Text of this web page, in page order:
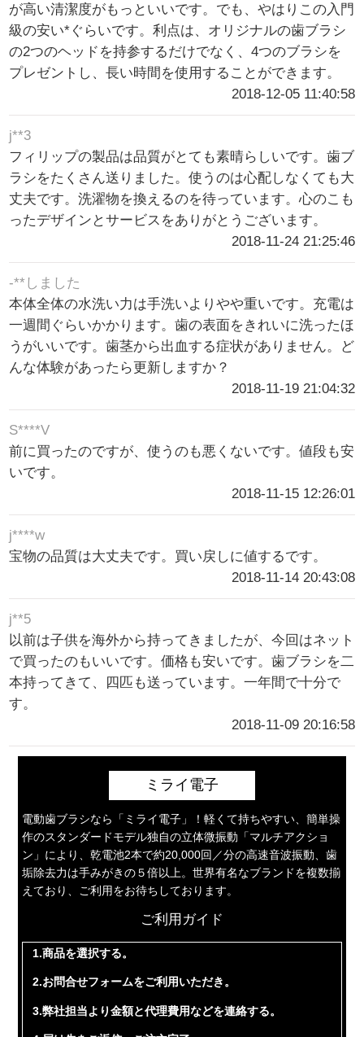
が高い清潔度がもっといいです。でも、やはりこの入門
級の安い*ぐらいです。利点は、オリジナルの歯ブラシ
の2つのヘッドを持参するだけでなく、4つのブラシを
プレゼントし、長い時間を使用することができます。
2018-12-05 11:40:58
j**3
フィリップの製品は品質がとても素晴らしいです。歯ブ
ラシをたくさん送りました。使うのは心配しなくても大
丈夫です。洗濯物を換えるのを待っています。心のこも
ったデザインとサービスをありがとうございます。
2018-11-24 21:25:46
-**しました
本体全体の水洗い力は手洗いよりやや重いです。充電は
一週間ぐらいかかります。歯の表面をきれいに洗ったほ
うがいいです。歯茎から出血する症状がありません。ど
んな体験があったら更新しますか？
2018-11-19 21:04:32
S****V
前に買ったのですが、使うのも悪くないです。値段も安
いです。
2018-11-15 12:26:01
j****w
宝物の品質は大丈夫です。買い戻しに値するです。
2018-11-14 20:43:08
j**5
以前は子供を海外から持ってきましたが、今回はネット
で買ったのもいいです。価格も安いです。歯ブラシを二
本持ってきて、四匹も送っています。一年間で十分で
す。
2018-11-09 20:16:58
ミライ電子
電動歯ブラシなら「ミライ電子」！軽くて持ちやすい、簡単操
作のスタンダードモデル独自の立体微振動「マルチアクショ
ン」により、乾電池2本で約20,000回／分の高速音波振動、歯
垢除去力は手みがきの５倍以上。世界有名なブランドを複数揃
えており、ご利用をお待ちしております。
ご利用ガイド
1.商品を選択する。
2.お問合せフォームをご利用いただき。
3.弊社担当より金額と代理費用などを連絡する。